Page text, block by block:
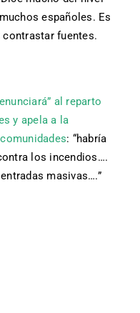
españoles. Es
fuentes.
al reparto
y apela a la
: “habría
los incendios….
masivas….”